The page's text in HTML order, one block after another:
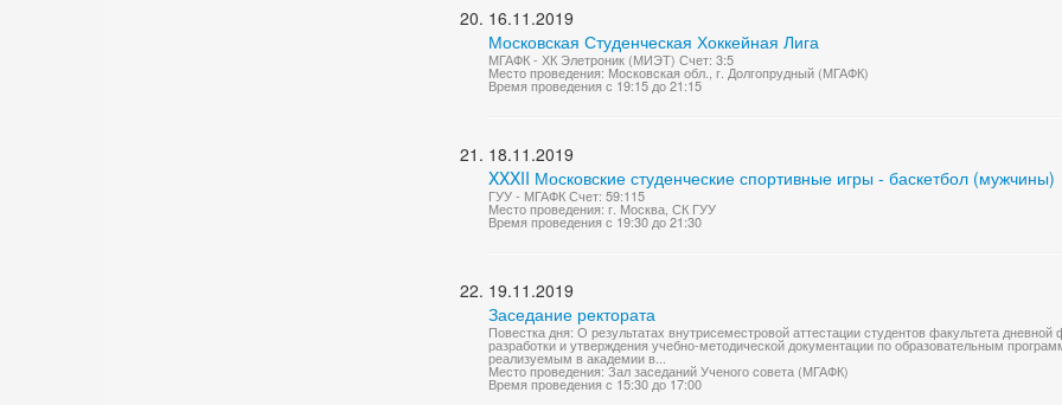
16.11.2019
Московская Студенческая Хоккейная Лига
МГАФК - ХК Элетроник (МИЭТ) Счет: 3:5
Место проведения: Московская обл., г. Долгопрудный (МГАФК)
Время проведения с 19:15 до 21:15
18.11.2019
XXXII Московские студенческие спортивные игры - баскетбол (мужчины)
ГУУ - МГАФК Счет: 59:115
Место проведения: г. Москва, СК ГУУ
Время проведения с 19:30 до 21:30
19.11.2019
Заседание ректората
Повестка дня: О результатах внутрисеместровой аттестации студентов факультета
разработки и утверждения учебно-методической документации по образовательным
реализуемым в академии в...
Место проведения: Зал заседаний Ученого совета (МГАФК)
Время проведения с 15:30 до 17:00